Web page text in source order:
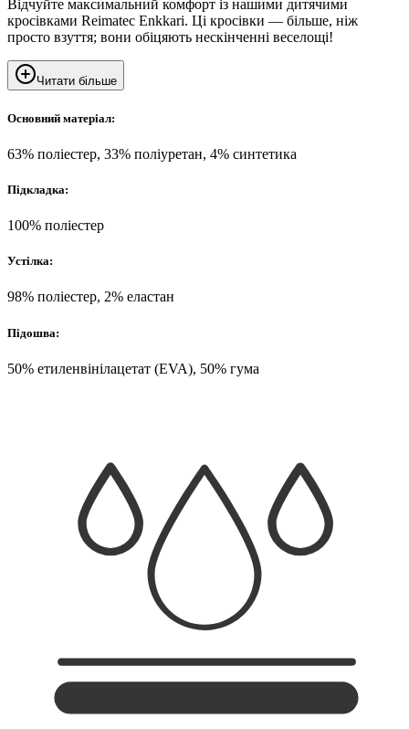
Відчуйте максимальний комфорт із нашими дитячими
кросівками Reimatec Enkkari. Ці кросівки — більше, ніж
просто взуття; вони обіцяють нескінченні веселощі!
Читати більше
Основний матеріал:
63% поліестер, 33% поліуретан, 4% синтетика
Підкладка:
100% поліестер
Устілка:
98% поліестер, 2% еластан
Підошва:
50% етиленвінілацетат (EVA), 50% гума